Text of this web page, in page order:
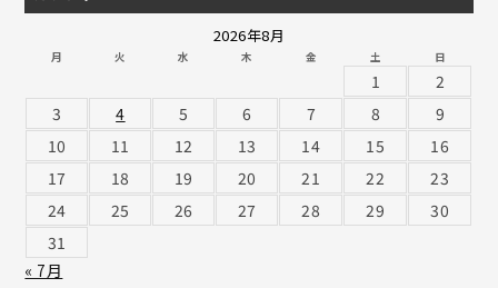
2026年8月
月 火 水 木 金 土 日
1
2
3
4 5 6 7 8
9
10
11 12 13 14 15
16
17
18 19 20 21 22
23
24
25 26 27 28 29
30
31
« 7月